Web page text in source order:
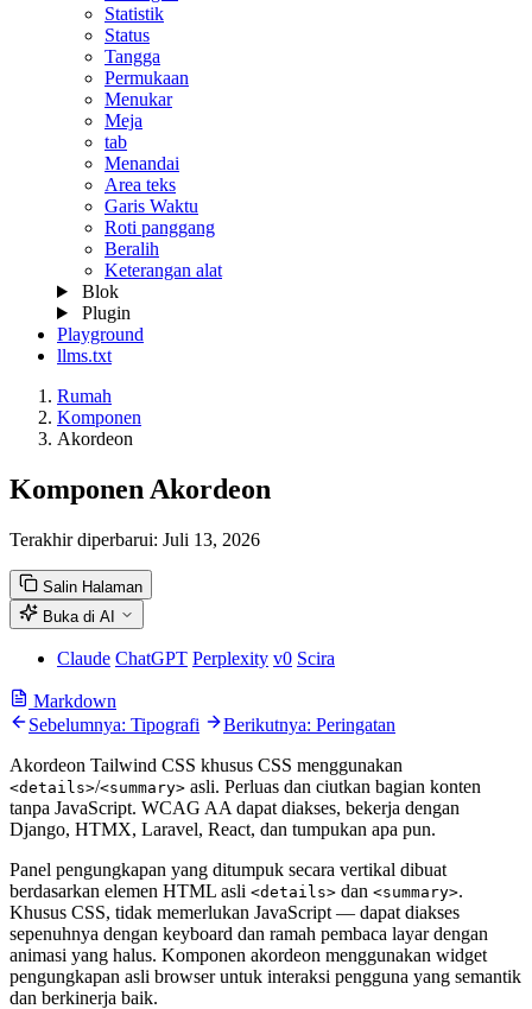
Statistik
Status
Tangga
Permukaan
Menukar
Meja
tab
Menandai
Area teks
Garis Waktu
Roti panggang
Beralih
Keterangan alat
Blok
Plugin
Playground
llms.txt
Rumah
Komponen
Akordeon
Komponen Akordeon
Terakhir diperbarui: Juli 13, 2026
Salin Halaman
Buka di AI
Claude ChatGPT Perplexity v0 Scira
Markdown
Sebelumnya: Tipografi
Berikutnya: Peringatan
Akordeon Tailwind CSS khusus CSS menggunakan
<details>/<summary> asli. Perluas dan ciutkan bagian konten
tanpa JavaScript. WCAG AA dapat diakses, bekerja dengan
Django, HTMX, Laravel, React, dan tumpukan apa pun.
Panel pengungkapan yang ditumpuk secara vertikal dibuat
berdasarkan elemen HTML asli <details> dan <summary>.
Khusus CSS, tidak memerlukan JavaScript — dapat diakses
sepenuhnya dengan keyboard dan ramah pembaca layar dengan
animasi yang halus. Komponen akordeon menggunakan widget
pengungkapan asli browser untuk interaksi pengguna yang semantik
dan berkinerja baik.